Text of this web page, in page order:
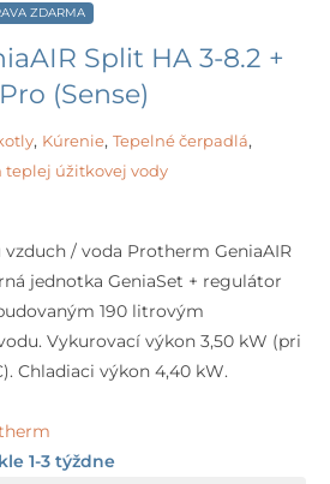
ZDARMA
Split HA 3-8.2 +
(Sense)
, Kúrenie, Tepelné čerpadlá,
teplej úžitkovej vody
/ voda Protherm GeniaAIR
jednotka GeniaSet + regulátor
190 litrovým
Vykurovací výkon 3,50 kW (pri
Chladiaci výkon 4,40 kW.
1-3 týždne